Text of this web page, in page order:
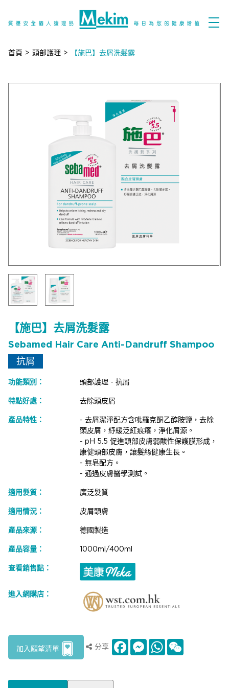
首頁 > 頭部護理 > 【施巴】去屑洗髮露
【施巴】去屑洗髮露
Sebamed Hair Care Anti-Dandruff Shampoo
抗屑
功能類別： 頭部護理 - 抗屑
特點好處： 去除頭皮屑
產品特性：
- 去屑潔淨配方含吡羅克酮乙醇胺鹽，去除
頭皮屑，紓緩泛紅痕癢，淨化屑源。
- pH 5.5 促進頭部皮膚弱酸性保護膜形成，
康健頭部皮膚，讓髮絲健康生長。
- 無皂配方。
- 通過皮膚醫學測試。
適用髮質： 廣泛髮質
適用情況： 皮屑頭膚
產品來源： 德國製造
產品容量： 1000ml/400ml
查看銷售點：
進入網購店：
加入願望清單 分享
FacebookMessengerWhatsApp